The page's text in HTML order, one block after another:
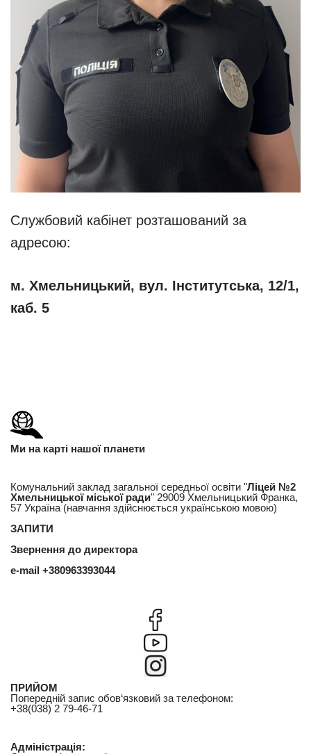
Службовий кабінет розташований за
адресою:
м. Хмельницький, вул. Інститутська, 12/1,
каб. 5
Ми на карті нашої планети
Комунальний заклад загальної середньої освіти "Ліцей №2
Хмельницької міської ради" 29009 Хмельницький Франка,
57 Україна (навчання здійснюється українською мовою)
ЗАПИТИ
Звернення до директора
e-mail +380963393044
ПРИЙОМ
Попередній запис обов‘язковий за телефоном:
+38(038) 2 79-46-71
Адміністрація: